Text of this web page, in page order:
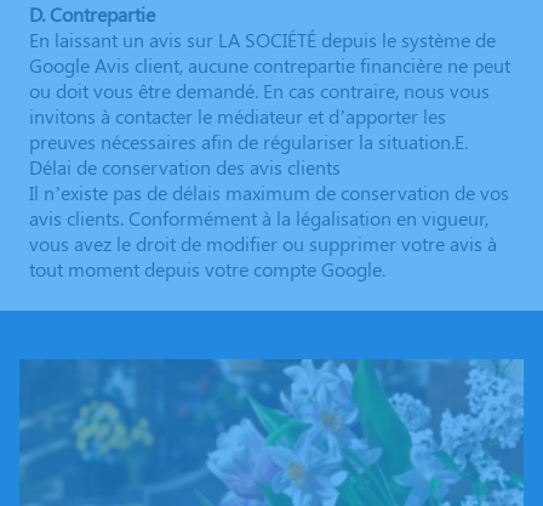
D. Contrepartie
En laissant un avis sur LA SOCIÉTÉ depuis le système de
Google Avis client, aucune contrepartie financière ne peut
ou doit vous être demandé. En cas contraire, nous vous
invitons à contacter le médiateur et d’apporter les
preuves nécessaires afin de régulariser la situation.E.
Délai de conservation des avis clients
Il n’existe pas de délais maximum de conservation de vos
avis clients. Conformément à la légalisation en vigueur,
vous avez le droit de modifier ou supprimer votre avis à
tout moment depuis votre compte Google.